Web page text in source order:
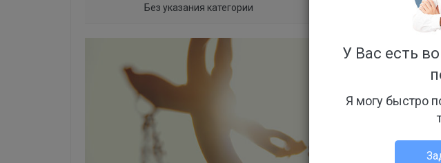
Без указания категории
У Вас есть
Я могу быстро